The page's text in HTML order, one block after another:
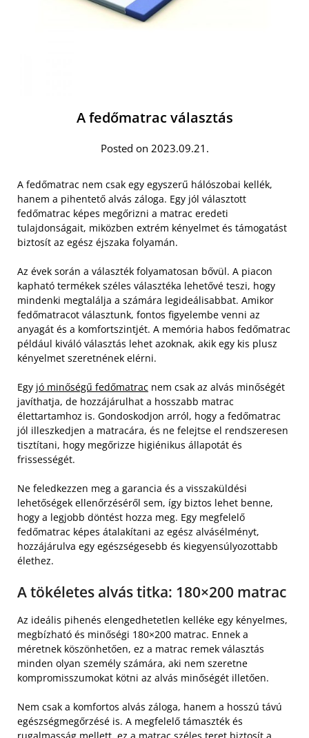
A fedőmatrac választás
Posted on 2023.09.21.
A fedőmatrac nem csak egy egyszerű hálószobai kellék,
hanem a pihentető alvás záloga. Egy jól választott
fedőmatrac képes megőrizni a matrac eredeti
tulajdonságait, miközben extrém kényelmet és támogatást
biztosít az egész éjszaka folyamán.
Az évek során a választék folyamatosan bővül. A piacon
kapható termékek széles választéka lehetővé teszi, hogy
mindenki megtalálja a számára legideálisabbat. Amikor
fedőmatracot választunk, fontos figyelembe venni az
anyagát és a komfortszintjét. A memória habos fedőmatrac
például kiváló választás lehet azoknak, akik egy kis plusz
kényelmet szeretnének elérni.
Egy jó minőségű fedőmatrac nem csak az alvás minőségét
javíthatja, de hozzájárulhat a hosszabb matrac
élettartamhoz is. Gondoskodjon arról, hogy a fedőmatrac
jól illeszkedjen a matracára, és ne felejtse el rendszeresen
tisztítani, hogy megőrizze higiénikus állapotát és
frissességét.
Ne feledkezzen meg a garancia és a visszaküldési
lehetőségek ellenőrzéséről sem, így biztos lehet benne,
hogy a legjobb döntést hozza meg. Egy megfelelő
fedőmatrac képes átalakítani az egész alvásélményt,
hozzájárulva egy egészségesebb és kiegyensúlyozottabb
élethez.
A tökéletes alvás titka: 180×200 matrac
Az ideális pihenés elengedhetetlen kelléke egy kényelmes,
megbízható és minőségi 180×200 matrac. Ennek a
méretnek köszönhetően, ez a matrac remek választás
minden olyan személy számára, aki nem szeretne
kompromisszumokat kötni az alvás minőségét illetően.
Nem csak a komfortos alvás záloga, hanem a hosszú távú
egészségmegőrzésé is. A megfelelő támaszték és